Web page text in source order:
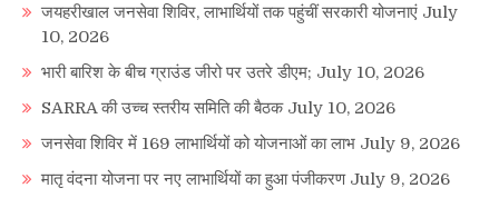
जयहरीखाल जनसेवा शिविर, लाभार्थियों तक पहुंचीं सरकारी योजनाएं July
10, 2026
भारी बारिश के बीच ग्राउंड जीरो पर उतरे डीएम; July 10, 2026
SARRA की उच्च स्तरीय समिति की बैठक July 10, 2026
जनसेवा शिविर में 169 लाभार्थियों को योजनाओं का लाभ July 9, 2026
मातृ वंदना योजना पर नए लाभार्थियों का हुआ पंजीकरण July 9, 2026